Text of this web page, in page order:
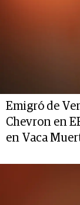
Emigró de
Chevron en
en Vaca